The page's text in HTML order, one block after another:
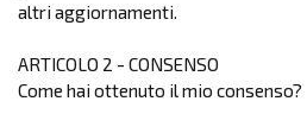
altri aggiornamenti.
ARTICOLO 2 - CONSENSO
Come hai ottenuto il mio consenso?